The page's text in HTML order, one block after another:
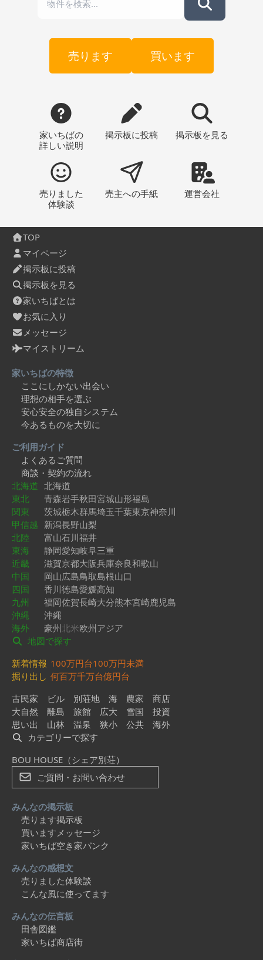
売ります 買います
家いちばの
詳しい説明
掲示板に投稿 掲示板 を見る
売りました
体験談
売主への手紙 運営会社
TOP
マイページ
掲示板に投稿
掲示板を見る
家いちばとは
お気に入り
メッセージ
マイストリーム
家いちばの特徴
ここにしかない出会い
理想の相手を選ぶ
安心安全の独自システム
今あるものを大切に
ご利用ガイド
よくあるご質問
商談・契約の流れ
北海道 北海道
東北
青森岩手秋田宮城山形福島
関東
茨城栃木群馬埼玉千葉東京神奈川
甲信越 新潟長野山梨
北陸
富山石川福井
東海
静岡愛知岐阜三重
近畿
滋賀京都大阪兵庫奈良和歌山
中国
岡山広島鳥取島根山口
四国
香川徳島愛媛高知
九州
福岡佐賀長崎大分熊本宮崎鹿児島
沖縄
沖縄
海外
豪州北米欧州アジア
地図で探す
新着情報 100万円台100万円未満
掘り出し 何百万千万台億円台
古民家
ビル 別荘地 海 農家
商店
大自然
離島 旅館 広大 雪国
投資
思い出
山林 温泉 狭小 公共
海外
カテゴリーで探す
BOU HOUSE（シェア別荘）
ご質問・お問い合わせ
みんなの掲示板
売ります掲示板
買いますメッセージ
家いちば空き家バンク
みんなの感想文
売りました体験談
こんな風に使ってます
みんなの伝言板
田舎図鑑
家いちば商店街